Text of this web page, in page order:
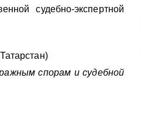
судебно-экспертной
спорам и судебной